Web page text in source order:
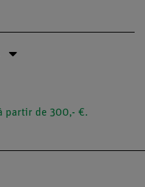
partir de 300,- €.